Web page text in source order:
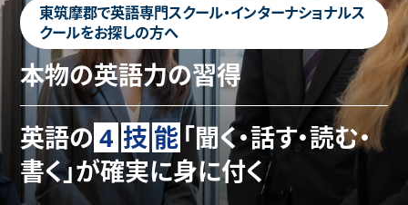
東筑摩郡で英語専門スクール・インターナショナルス
クールをお探しの方へ
本物の英語力の習得
英語の 4 技能 「聞く・話す・読む・
書く」が確実に身に付く